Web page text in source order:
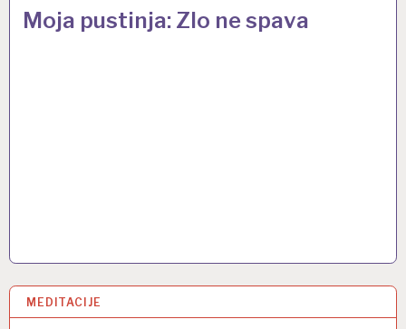
Moja pustinja: Zlo ne spava
MEDITACIJE
30 OŽU 2017